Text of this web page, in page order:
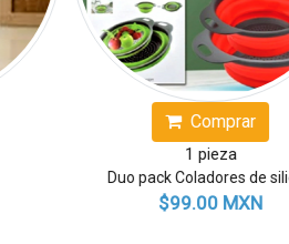
Comprar
1 pieza
Colador de silicón cuadrado
$49.00 MXN